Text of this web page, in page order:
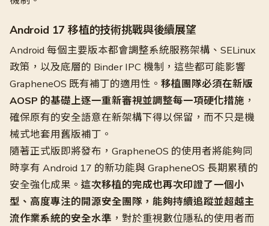
Android 17 移植的技術挑戰與後續展望
Android 每個主要版本都會調整系統服務架構、SELinux
政策，以及底層的 Binder IPC 機制，這些都可能影響
GrapheneOS 既有補丁的適用性。 移植團隊必須在新版
AOSP 的基礎上逐一重新審視並調整每一項硬化措施 ，
確保原有的安全語意在新架構下得以保留，而不只是機
械式地套用舊版補丁。
隨著正式版即將發布，GrapheneOS 的使用者將能夠同
時享有 Android 17 的新功能與 GrapheneOS 長期累積的
安全強化成果。 這次移植的完成也再次印證了一個小
型、高度專注的開源安全團隊，能夠持續追蹤並超越主
流作業系統的安全水準 ，對於重視數位隱私的使用者而